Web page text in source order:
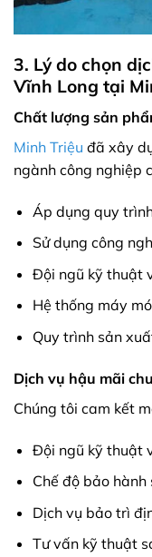
3. Lý do chọn
Vĩnh Long tại
Chất lượng sản
Minh Triệu đã xây
ngành công nghiệp
Áp dụng quy
Sử dụng công
Đội ngũ kỹ thuật
Hệ thống máy
Quy trình sản
Dịch vụ hậu mãi
Chúng tôi cam kết
Đội ngũ kỹ thuật
Chế độ bảo
Dịch vụ bảo trì
Tư vấn kỹ thuật